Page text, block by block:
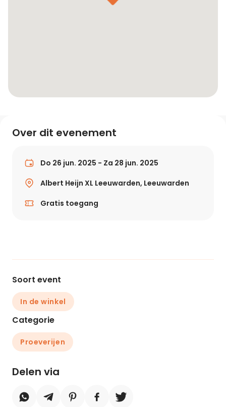
Over dit evenement
Do 26 jun. 2025 - Za 28 jun. 2025
Albert Heijn XL Leeuwarden, Leeuwarden
Gratis toegang
Soort event
In de winkel
Categorie
Proeverijen
Delen via